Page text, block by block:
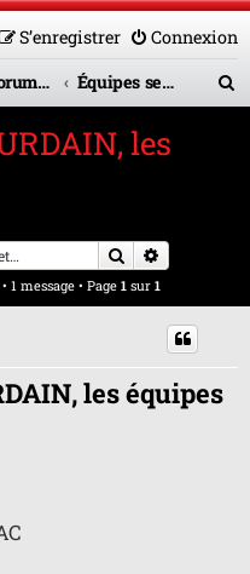
Connexion
S’enregistrer
Les forums en service Équipes seniors
c
les
Rechercher
• 1 message • Page 1 sur 1
les équipes